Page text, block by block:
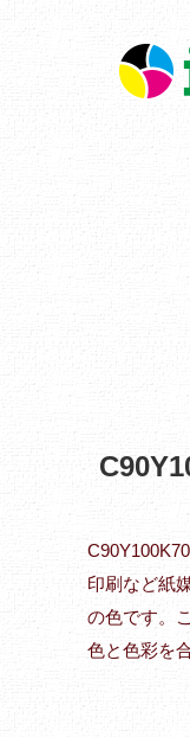
印刷など紙
の色です。
色と色彩を